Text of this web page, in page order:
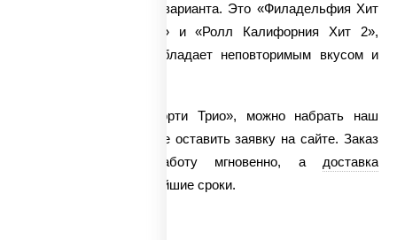
наиболее популярных варианта. Это «Филадельфия Хит
Ролл», «Ролл Цезарь» и «Ролл Калифорния Хит 2»,
каждый из которых обладает неповторимым вкусом и
Чтобы заказать «Ассорти Трио», можно набрать наш
номер телефона или же оставить заявку на сайте. Заказ
будет принят в работу мгновенно, а доставка
осуществлена в кратчайшие сроки.